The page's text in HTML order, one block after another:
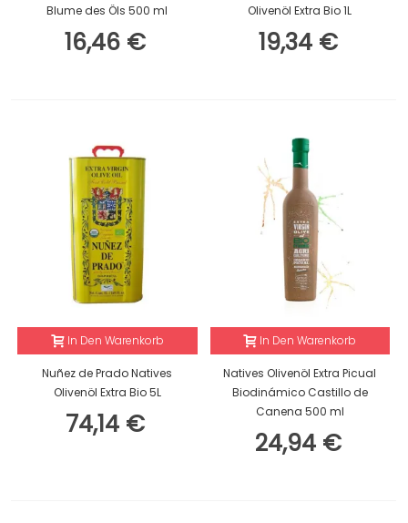
Blume des Öls 500 ml
16,46 €
Olivenöl Extra Bio 1L
19,34 €
In Den Warenkorb
Nuñez de Prado Natives
Olivenöl Extra Bio 5L
74,14 €
In Den Warenkorb
Natives Olivenöl Extra Picual
Biodinámico Castillo de
Canena 500 ml
24,94 €